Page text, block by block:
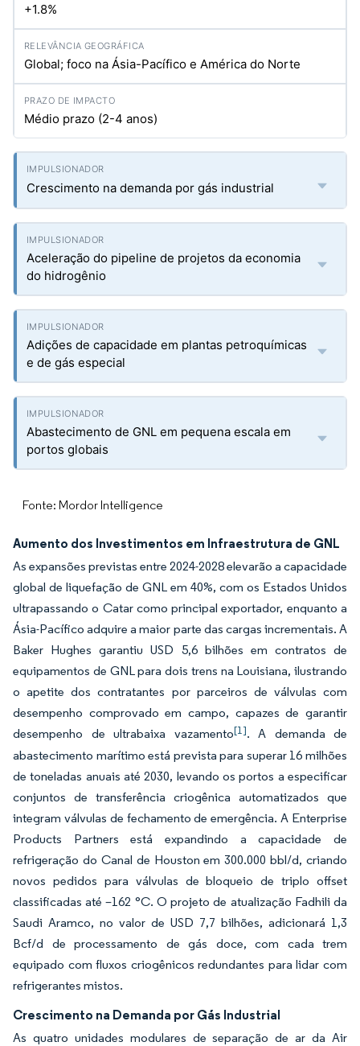
+1.8%
Global; foco na Ásia-Pacífico e América do Norte
Médio prazo (2-4 anos)
Crescimento na demanda por gás industrial
Aceleração do pipeline de projetos da economia
do hidrogênio
Adições de capacidade em plantas petroquímicas
e de gás especial
Abastecimento de GNL em pequena escala em
portos globais
Fonte: Mordor Intelligence
Aumento dos Investimentos em Infraestrutura de GNL
As expansões previstas entre 2024-2028 elevarão a capacidade
global de liquefação de GNL em 40%, com os Estados Unidos
ultrapassando o Catar como principal exportador, enquanto a
Ásia-Pacífico adquire a maior parte das cargas incrementais. A
Baker Hughes garantiu USD 5,6 bilhões em contratos de
equipamentos de GNL para dois trens na Louisiana, ilustrando
o apetite dos contratantes por parceiros de válvulas com
desempenho comprovado em campo, capazes de garantir
desempenho de ultrabaixa vazamento[1]. A demanda de
abastecimento marítimo está prevista para superar 16 milhões
de toneladas anuais até 2030, levando os portos a especificar
conjuntos de transferência criogênica automatizados que
integram válvulas de fechamento de emergência. A Enterprise
Products Partners está expandindo a capacidade de
refrigeração do Canal de Houston em 300.000 bbl/d, criando
novos pedidos para válvulas de bloqueio de triplo offset
classificadas até –162 °C. O projeto de atualização Fadhili da
Saudi Aramco, no valor de USD 7,7 bilhões, adicionará 1,3
Bcf/d de processamento de gás doce, com cada trem
equipado com fluxos criogênicos redundantes para lidar com
refrigerantes mistos.
Crescimento na Demanda por Gás Industrial
As quatro unidades modulares de separação de ar da Air